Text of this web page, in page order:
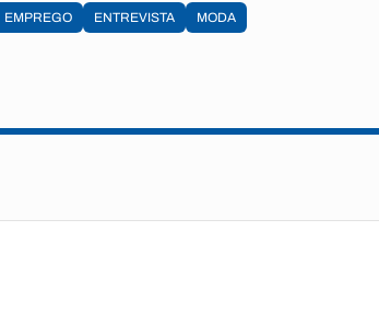
EMPREGO ENTREVISTA MODA